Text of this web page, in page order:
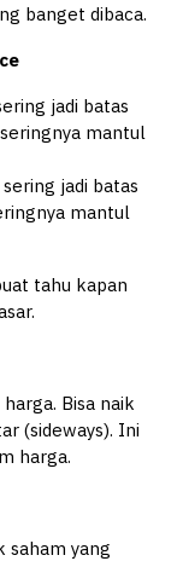
banget dibaca.
jadi batas
mantul
jadi batas
mantul
tahu kapan
Bisa naik
(sideways). Ini
harga.
saham yang